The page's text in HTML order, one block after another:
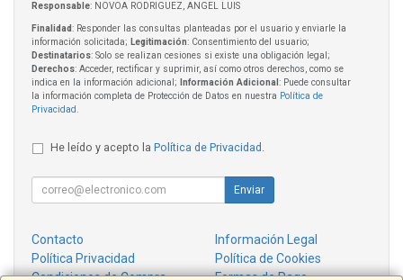
Responsable: NOVOA RODRIGUEZ, ANGEL LUIS
Finalidad: Responder las consultas planteadas por el usuario y enviarle la
información solicitada; Legitimación: Consentimiento del usuario;
Destinatarios: Solo se realizan cesiones si existe una obligación legal;
Derechos: Acceder, rectificar y suprimir, así como otros derechos, como se
indica en la información adicional;
Información Adicional : Puede consultar
la información completa de Protección de Datos en nuestra Política de
Privacidad
He leído y acepto la Política de Privacidad .
Enviar
Contacto
Información Legal
Política Privacidad
Política de Cookies